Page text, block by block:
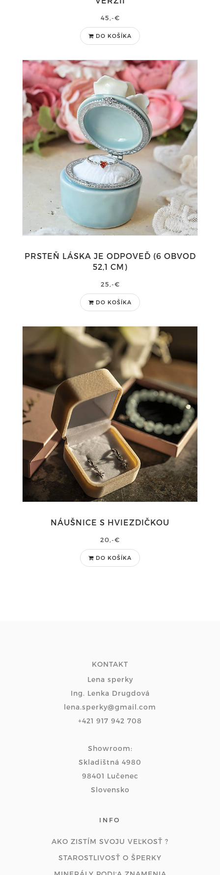
45,-€
DO KOŠÍKA
PRSTEŇ LÁSKA JE ODPOVEĎ (6 OBVOD
52,1 CM)
25,-€
DO KOŠÍKA
NÁUŠNICE S HVIEZDIČKOU
20,-€
DO KOŠÍKA
KONTAKT
Lena sperky
Ing. Lenka Drugdová
lena.sperky@gmail.com
+421 917 942 708
Showroom:
Skladištná 4980
98401 Lučenec
Slovensko
INFO
AKO ZISTÍM SVOJU VEĽKOSŤ ?
STAROSTLIVOSŤ O ŠPERKY